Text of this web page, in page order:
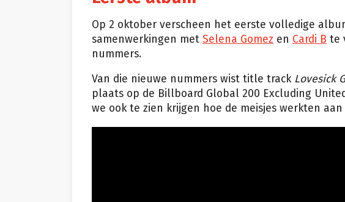
Op 2 oktober verscheen het eerste volledige
samenwerkingen met Selena Gomez en Cardi B te
nummers.
Van die nieuwe nummers wist title track Lovesick
plaats op de Billboard Global 200 Excluding
we ook te zien krijgen hoe de meisjes werkten